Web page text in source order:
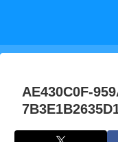
AE430C0F-